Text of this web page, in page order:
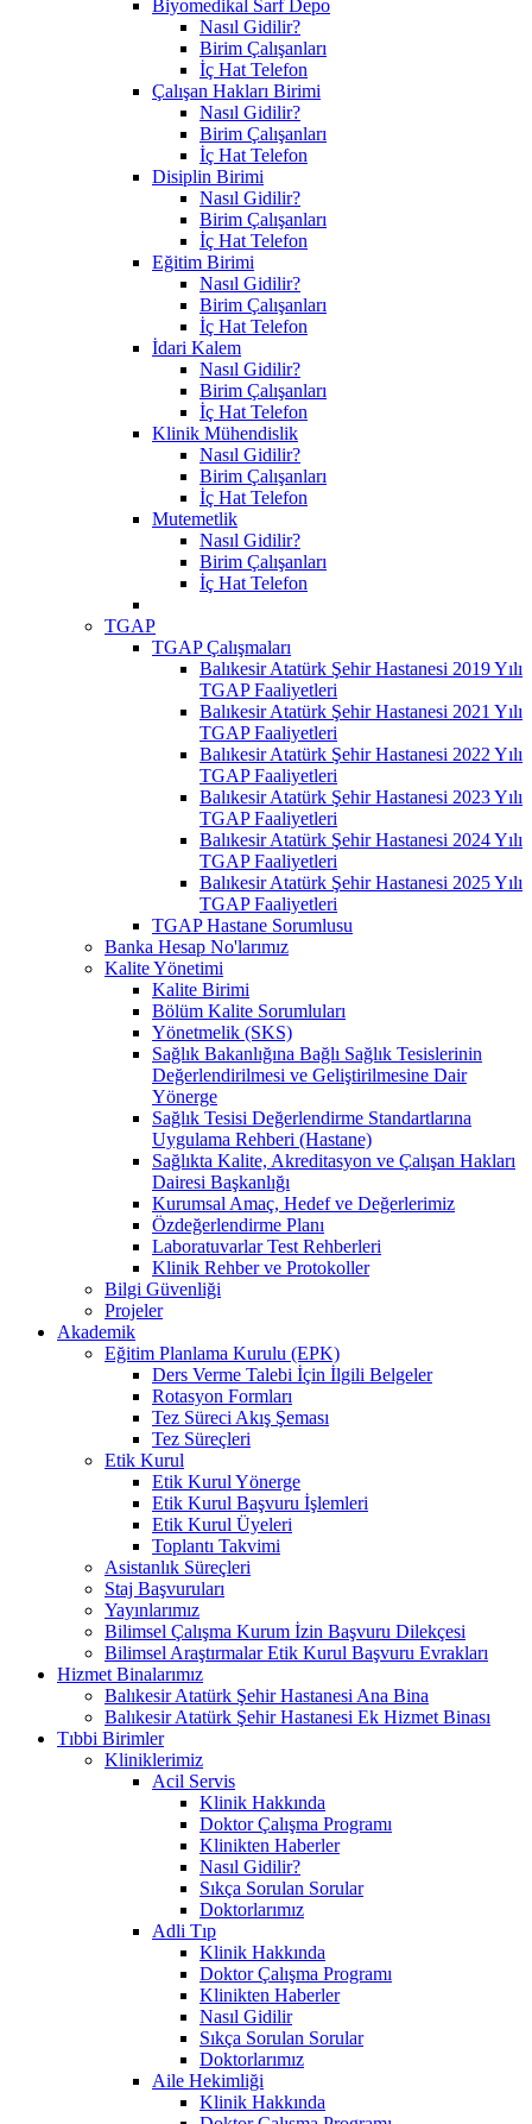
Biyomedikal Sarf Depo
Nasıl Gidilir?
Birim Çalışanları
İç Hat Telefon
Çalışan Hakları Birimi
Nasıl Gidilir?
Birim Çalışanları
İç Hat Telefon
Disiplin Birimi
Nasıl Gidilir?
Birim Çalışanları
İç Hat Telefon
Eğitim Birimi
Nasıl Gidilir?
Birim Çalışanları
İç Hat Telefon
İdari Kalem
Nasıl Gidilir?
Birim Çalışanları
İç Hat Telefon
Klinik Mühendislik
Nasıl Gidilir?
Birim Çalışanları
İç Hat Telefon
Mutemetlik
Nasıl Gidilir?
Birim Çalışanları
İç Hat Telefon
TGAP
TGAP Çalışmaları
Balıkesir Atatürk Şehir Hastanesi 2019 Yılı
TGAP Faaliyetleri
Balıkesir Atatürk Şehir Hastanesi 2021 Yılı
TGAP Faaliyetleri
Balıkesir Atatürk Şehir Hastanesi 2022 Yılı
TGAP Faaliyetleri
Balıkesir Atatürk Şehir Hastanesi 2023 Yılı
TGAP Faaliyetleri
Balıkesir Atatürk Şehir Hastanesi 2024 Yılı
TGAP Faaliyetleri
Balıkesir Atatürk Şehir Hastanesi 2025 Yılı
TGAP Faaliyetleri
TGAP Hastane Sorumlusu
Banka Hesap No'larımız
Kalite Yönetimi
Kalite Birimi
Bölüm Kalite Sorumluları
Yönetmelik (SKS)
Sağlık Bakanlığına Bağlı Sağlık Tesislerinin
Değerlendirilmesi ve Geliştirilmesine Dair
Yönerge
Sağlık Tesisi Değerlendirme Standartlarına
Uygulama Rehberi (Hastane)
Sağlıkta Kalite, Akreditasyon ve Çalışan Hakları
Dairesi Başkanlığı
Kurumsal Amaç, Hedef ve Değerlerimiz
Özdeğerlendirme Planı
Laboratuvarlar Test Rehberleri
Klinik Rehber ve Protokoller
Bilgi Güvenliği
Projeler
Akademik
Eğitim Planlama Kurulu (EPK)
Ders Verme Talebi İçin İlgili Belgeler
Rotasyon Formları
Tez Süreci Akış Şeması
Tez Süreçleri
Etik Kurul
Etik Kurul Yönerge
Etik Kurul Başvuru İşlemleri
Etik Kurul Üyeleri
Toplantı Takvimi
Asistanlık Süreçleri
Staj Başvuruları
Yayınlarımız
Bilimsel Çalışma Kurum İzin Başvuru Dilekçesi
Bilimsel Araştırmalar Etik Kurul Başvuru Evrakları
Hizmet Binalarımız
Balıkesir Atatürk Şehir Hastanesi Ana Bina
Balıkesir Atatürk Şehir Hastanesi Ek Hizmet Binası
Tıbbi Birimler
Kliniklerimiz
Acil Servis
Klinik Hakkında
Doktor Çalışma Programı
Klinikten Haberler
Nasıl Gidilir?
Sıkça Sorulan Sorular
Doktorlarımız
Adli Tıp
Klinik Hakkında
Doktor Çalışma Programı
Klinikten Haberler
Nasıl Gidilir
Sıkça Sorulan Sorular
Doktorlarımız
Aile Hekimliği
Klinik Hakkında